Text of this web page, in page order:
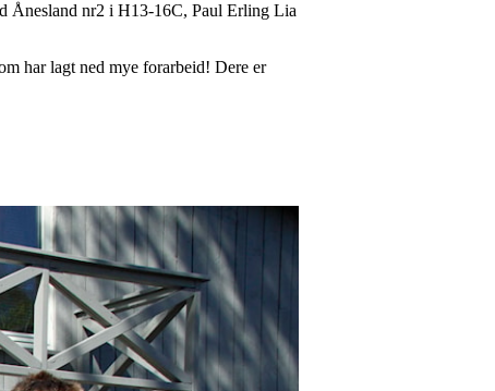
Ånesland nr2 i H13-16C, Paul Erling Lia
har lagt ned mye forarbeid! Dere er